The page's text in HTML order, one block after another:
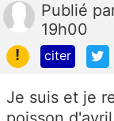
Publié
19h00
!
citer
Je suis et je